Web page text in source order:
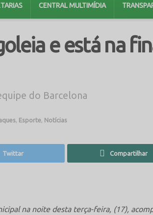
CENTRAL MULTIMÍDIA
e está na
do Barcelona
Esporte Notícias
Twittar Compartilhar
na noite desta terça-feira, (17),